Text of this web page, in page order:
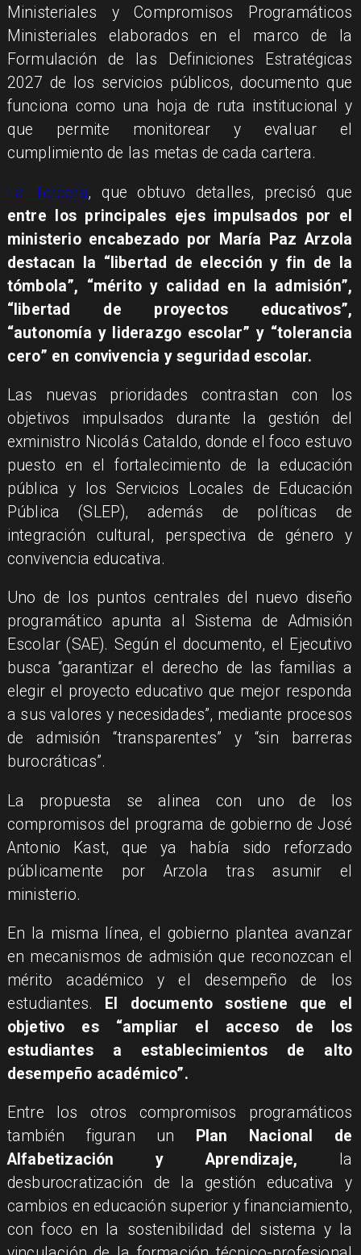
Ministeriales y Compromisos Programáticos
Ministeriales elaborados en el marco de la
Formulación de las Definiciones Estratégicas
2027 de los servicios públicos, documento que
funciona como una hoja de ruta institucional y
que permite monitorear y evaluar el
cumplimiento de las metas de cada cartera.
La Tercera, que obtuvo detalles, precisó que
entre los principales ejes impulsados por el
ministerio encabezado por María Paz Arzola
destacan la “libertad de elección y fin de la
tómbola”, “mérito y calidad en la admisión”,
“libertad de proyectos educativos”,
“autonomía y liderazgo escolar” y “tolerancia
cero” en convivencia y seguridad escolar.
Las nuevas prioridades contrastan con los
objetivos impulsados durante la gestión del
exministro Nicolás Cataldo, donde el foco estuvo
puesto en el fortalecimiento de la educación
pública y los Servicios Locales de Educación
Pública (SLEP), además de políticas de
integración cultural, perspectiva de género y
convivencia educativa.
Uno de los puntos centrales del nuevo diseño
programático apunta al Sistema de Admisión
Escolar (SAE). Según el documento, el Ejecutivo
busca “garantizar el derecho de las familias a
elegir el proyecto educativo que mejor responda
a sus valores y necesidades”, mediante procesos
de admisión “transparentes” y “sin barreras
burocráticas”.
La propuesta se alinea con uno de los
compromisos del programa de gobierno de José
Antonio Kast, que ya había sido reforzado
públicamente por Arzola tras asumir el
ministerio.
En la misma línea, el gobierno plantea avanzar
en mecanismos de admisión que reconozcan el
mérito académico y el desempeño de los
estudiantes.
El documento sostiene que el
objetivo es “ampliar el acceso de los
estudiantes a establecimientos de alto
desempeño académico”.
Entre los otros compromisos programáticos
también figuran un
Plan Nacional de
Alfabetización y Aprendizaje, la
desburocratización de la gestión educativa y
cambios en educación superior y financiamiento,
con foco en la sostenibilidad del sistema y la